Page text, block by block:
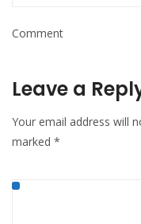
Comment
Leave a
Your email address will
marked *